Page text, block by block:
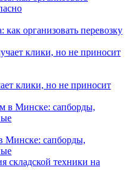
как организовать перевозку
клики, но не приносит
Минске: сапборды,